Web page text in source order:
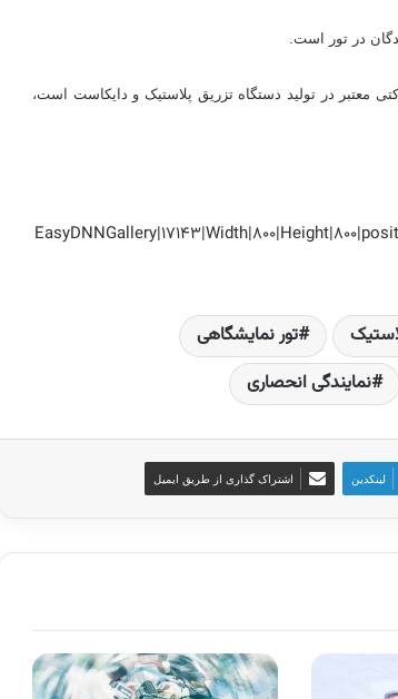
در تور است.
معتبر در تولید دستگاه تزریق پلاستیک و دایکاست است،
تور نمایشگاهی
نمایندگی انحصاری
لینکدین اشتراک گذاری از طریق ایمیل